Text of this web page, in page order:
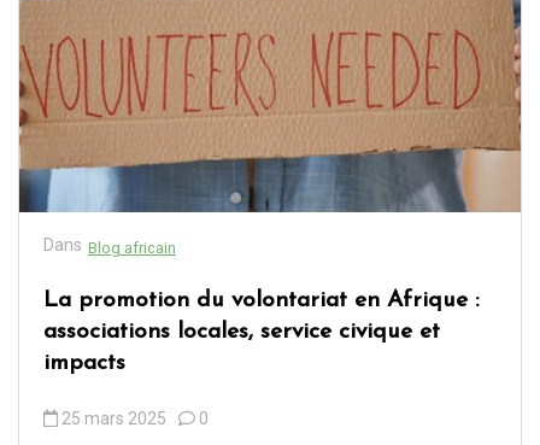
Dans Blog africain
La promotion du volontariat en Afrique :
associations locales, service civique et
impacts
25 mars 2025 0